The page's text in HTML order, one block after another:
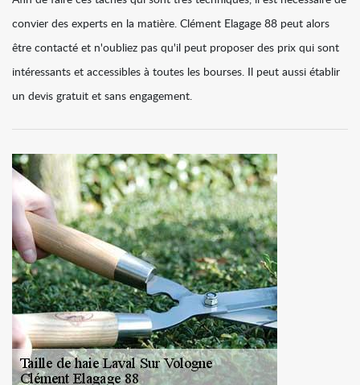
convier des experts en la matière. Clément Elagage 88 peut alors
être contacté et n'oubliez pas qu'il peut proposer des prix qui sont
intéressants et accessibles à toutes les bourses. Il peut aussi établir
un devis gratuit et sans engagement.